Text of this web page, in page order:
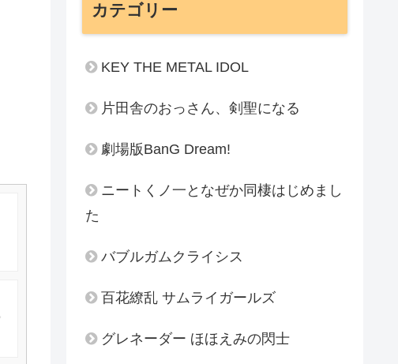
カテゴリー
KEY THE METAL IDOL
片田舎のおっさん、剣聖になる
劇場版BanG Dream!
ニートくノ一となぜか同棲はじめまし
た
バブルガムクライシス
百花繚乱 サムライガールズ
グレネーダー ほほえみの閃士